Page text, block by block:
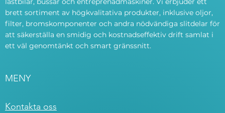
brett sortiment av högkvalitativa produkter, inklusive oljor,
filter, bromskomponenter och andra nödvändiga slitdelar för
att säkerställa en smidig och kostnadseffektiv drift samlat i
ett väl genomtänkt och smart gränssnitt.
MENY
Kontakta oss